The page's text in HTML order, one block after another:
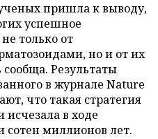
пришла к выводу,
успешное
только от
но и от их
сообща. Результаты
в журнале Nature
что такая стратегия
исчезала в ходе
миллионов лет.